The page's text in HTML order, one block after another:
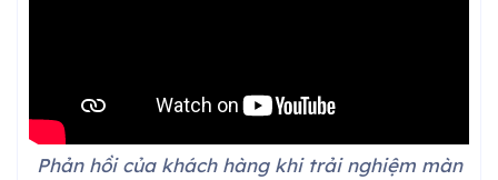
Phản hồi của khách hàng khi trải nghiệm màn